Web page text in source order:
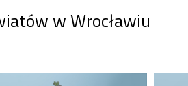
w Wrocławiu